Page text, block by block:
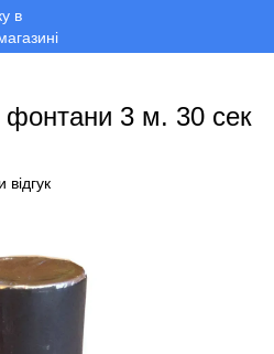
фонтани 3 м. 30 сек
відгук